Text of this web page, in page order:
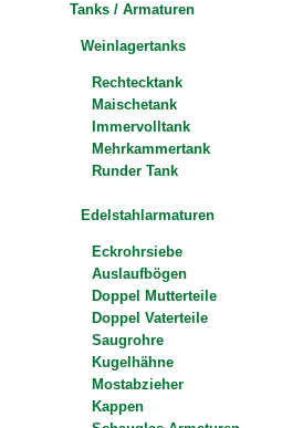
Tanks / Armaturen
Weinlagertanks
Rechtecktank
Maischetank
Immervolltank
Mehrkammertank
Runder Tank
Edelstahlarmaturen
Eckrohrsiebe
Auslaufbögen
Doppel Mutterteile
Doppel Vaterteile
Saugrohre
Kugelhähne
Mostabzieher
Kappen